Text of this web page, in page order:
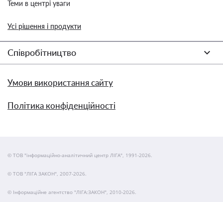
Теми в центрі уваги
Усі рішення і продукти
Співробітництво
Умови використання сайту
Політика конфіденційності
© ТОВ "інформаційно-аналітичний центр ЛІГА", 1991-2026.
© ТОВ "ЛІГА ЗАКОН", 2007-2026.
© Інформаційне агентство "ЛІГА:ЗАКОН", 2010-2026.